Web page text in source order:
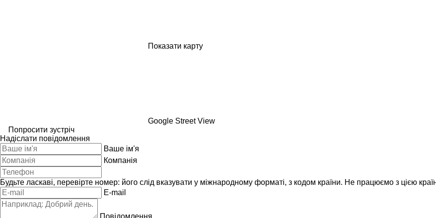
Показати карту
Google Street View
Попросити зустріч
Надіслати повідомлення
Ваше ім'я
Компанія
Будьте ласкаві, перевірте номер: його слід вказувати у міжнародному форматі, з кодом країни. Не працюємо з цією
E-mail
Повідомлення